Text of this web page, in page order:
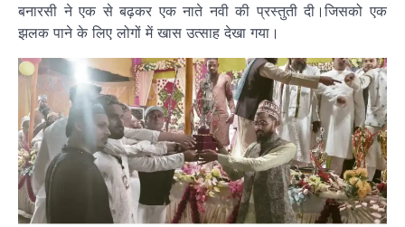
बनारसी ने एक से बढ़कर एक नाते नवी की प्रस्तुती दी।जिसको एक
झलक पाने के लिए लोगों में खास उत्साह देखा गया।